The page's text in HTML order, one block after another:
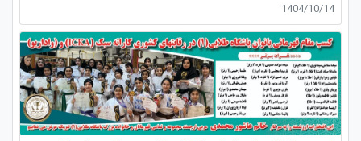
1404/10/14